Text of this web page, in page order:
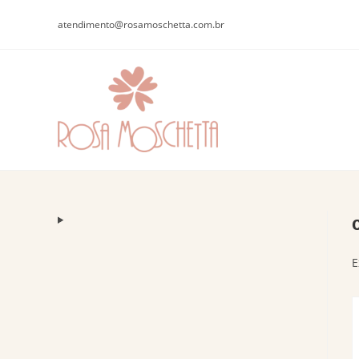
atendimento@rosamoschetta.com.br